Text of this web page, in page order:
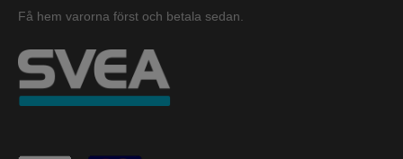
Få hem varorna först och betala sedan.